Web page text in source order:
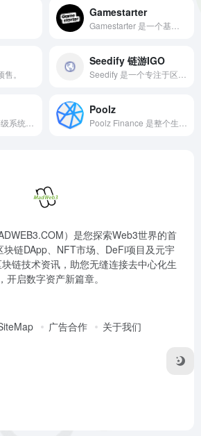
Gamestarter
。
Seedify 链游IGO
Poolz
）是您探索Web3世界的首
链DApp、NFT市场、DeFi项目及元宇
链技术资讯，助您无缝连接去中心化生
开启数字资产新篇章。
广告合作 关于我们